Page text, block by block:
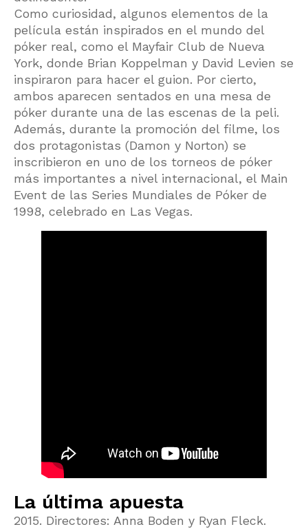
Como curiosidad, algunos elementos de la
película están inspirados en el mundo del
póker real, como el Mayfair Club de Nueva
York, donde Brian Koppelman y David Levien se
inspiraron para hacer el guion. Por cierto,
ambos aparecen sentados en una mesa de
póker durante una de las escenas de la peli.
Además, durante la promoción del filme, los
dos protagonistas (Damon y Norton) se
inscribieron en uno de los torneos de póker
más importantes a nivel internacional, el Main
Event de las Series Mundiales de Póker de
1998, celebrado en Las Vegas.
La última apuesta
2015. Directores: Anna Boden y Ryan Fleck.